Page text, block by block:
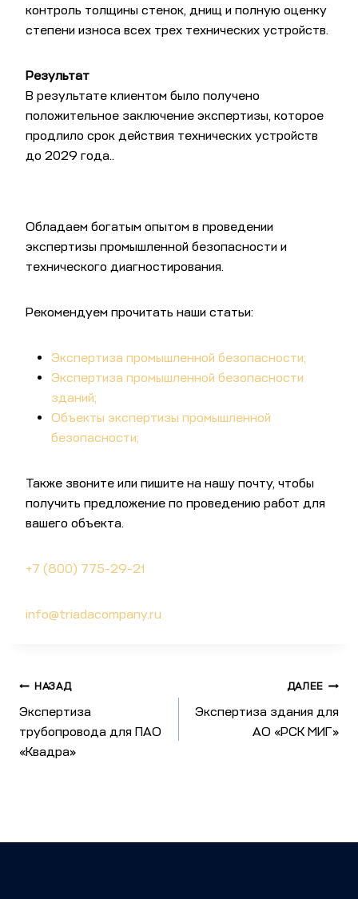
контроль толщины стенок, днищ и полную оценку
степени износа всех трех технических устройств.
Результат
В результате клиентом было получено
положительное заключение экспертизы, которое
продлило срок действия технических устройств
до 2029 года..
Обладаем богатым опытом в проведении
экспертизы промышленной безопасности и
технического диагностирования.
Рекомендуем прочитать наши статьи:
Экспертиза промышленной безопасности;
Экспертиза промышленной безопасности
зданий;
Объекты экспертизы промышленной
безопасности;
Также звоните или пишите на нашу почту, чтобы
получить предложение по проведению работ для
вашего объекта.
+7 (800) 775-29-21
info@triadacompany.ru
НАЗАД
Экспертиза
трубопровода для ПАО
«Квадра»
ДАЛЕЕ
Экспертиза здания для
АО «РСК МИГ»